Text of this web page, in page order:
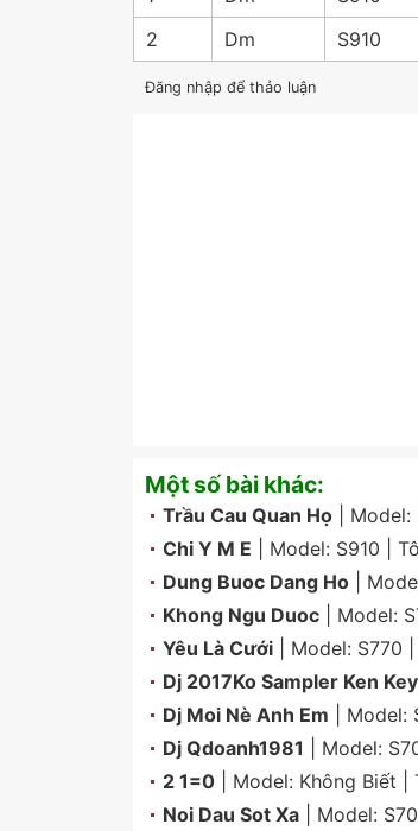
2
Dm S910
Đăng nhập để thảo luận
Một số bài khác:
Trầu Cau Quan Họ | Model:
Chi Y M E | Model: S910 |
Dung Buoc Dang Ho |
Khong Ngu Duoc | Model:
Yêu Là Cưới | Model: S770
Dj 2017Ko Sampler Ken
Dj Moi Nè Anh Em | Model:
Dj Qdoanh1981 | Model:
2 1=0 | Model: Không Biết |
Noi Dau Sot Xa | Model: